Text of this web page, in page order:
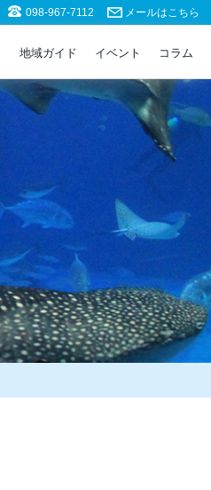
098-967-7112 メールはこちら
地域ガイド イベント コラム